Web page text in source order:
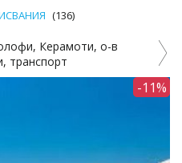
(136)
с нощен преход -
Амолофи